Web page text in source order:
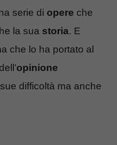
serie di opere che
la sua storia. E
che lo ha portato al
opinione
difficoltà ma anche